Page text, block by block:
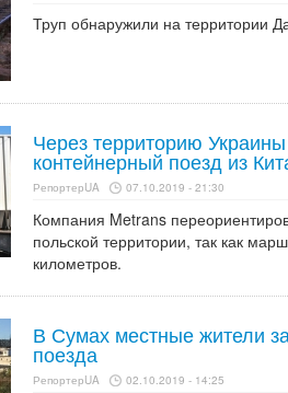
Труп обнаружили на территории
Через территорию
контейнерный поезд из
РепортерUA 07.10.2019 - 21:30
Компания Metrans
польской территории, так как
километров.
В Сумах местные жители
поезда
РепортерUA 02.10.2019 - 14:25